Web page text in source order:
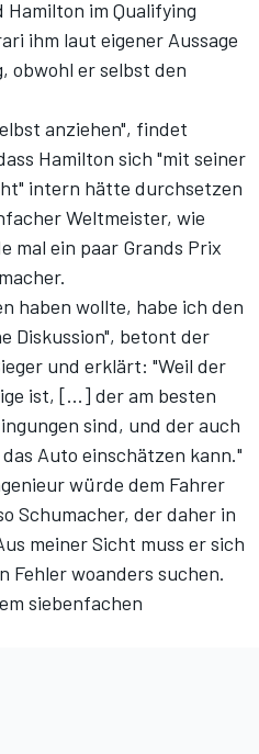
im Qualifying
ihm laut eigener Aussage
obwohl er selbst den
anziehen", findet
Hamilton sich "mit seiner
intern hätte durchsetzen
Weltmeister, wie
mal ein paar Grands Prix
haben wollte, habe ich den
Diskussion", betont der
und erklärt: "Weil der
ist, [...] der am besten
sind, und der auch
Auto einschätzen kann."
würde dem Fahrer
Schumacher, der daher in
meiner Sicht muss er sich
woanders suchen.
siebenfachen